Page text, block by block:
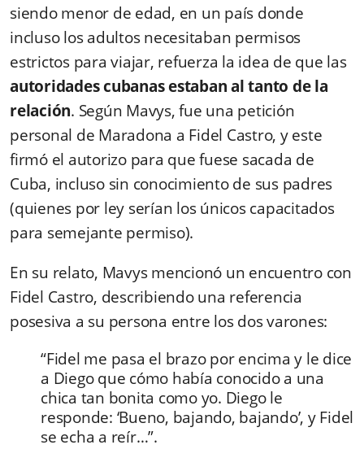
siendo menor de edad, en un país donde
incluso los adultos necesitaban permisos
estrictos para viajar, refuerza la idea de que las
autoridades cubanas estaban al tanto de la
relación. Según Mavys, fue una petición
personal de Maradona a Fidel Castro, y este
firmó el autorizo para que fuese sacada de
Cuba, incluso sin conocimiento de sus padres
(quienes por ley serían los únicos capacitados
para semejante permiso).
En su relato, Mavys mencionó un encuentro con
Fidel Castro, describiendo una referencia
posesiva a su persona entre los dos varones:
“Fidel me pasa el brazo por encima y le dice
a Diego que cómo había conocido a una
chica tan bonita como yo. Diego le
responde: ‘Bueno, bajando, bajando’, y Fidel
se echa a reír…”.